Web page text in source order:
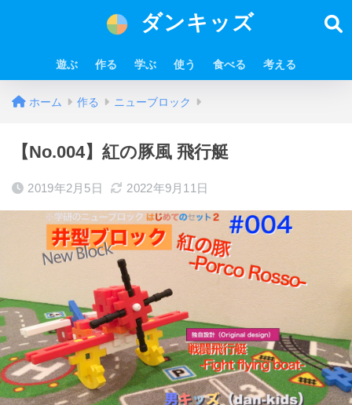
ダンキッズ
遊ぶ 作る 学ぶ 使う 食べる 考える
ホーム 作る ニューブロック
【No.004】紅の豚風 飛行艇
2019年2月5日 2022年9月11日